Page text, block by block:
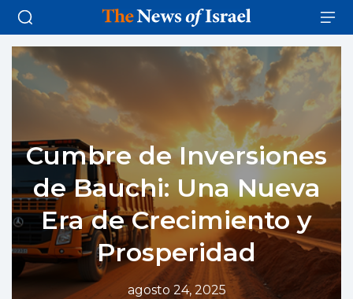
Cumbre de Inversiones
de Bauchi: Una Nueva
Era de Crecimiento y
Prosperidad
agosto 24, 2025